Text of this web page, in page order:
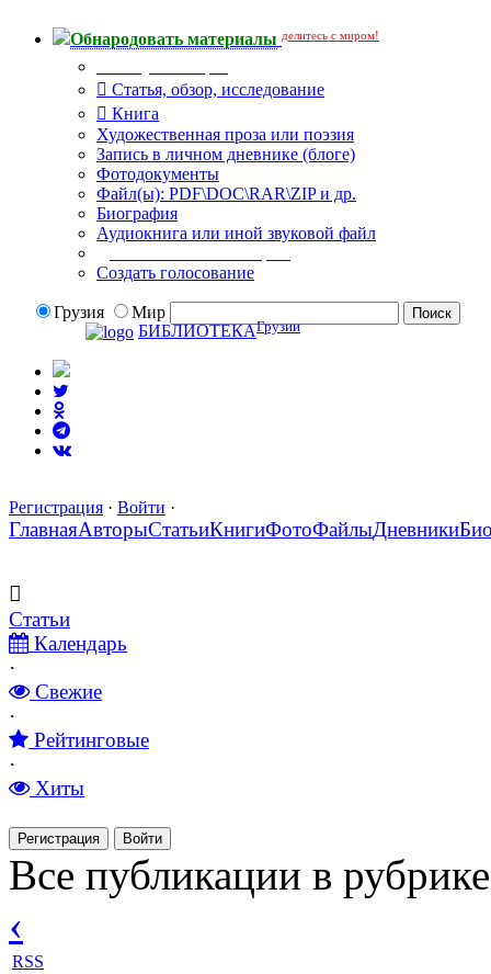
Обнародовать материалы делитесь с миром!
Статья, обзор, исследование
Книга
Художественная проза или поэзия
Запись в личном дневнике (блоге)
Фотодокументы
Файл(ы): PDF\DOC\RAR\ZIP и др.
Биография
Аудиокнига или иной звуковой файл
Создать голосование
Грузия
Мир
БИБЛИОТЕКАГрузии
Регистрация · Войти ·
ГлавнаяАвторыСтатьиКнигиФотоФайлыДневники
Статьи
Календарь
·
Свежие
·
Рейтинговые
·
Хиты
Регистрация Войти
Все публикации в
‹
RSS